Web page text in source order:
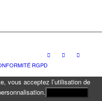
RGPD
vous acceptez l’utilisation de